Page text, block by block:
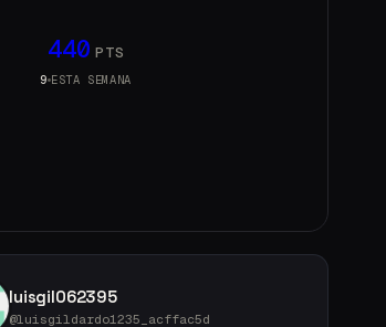
440 PTS
9 ESTA SEMANA
luisgil062395
@luisgildardo1235_acffac5d